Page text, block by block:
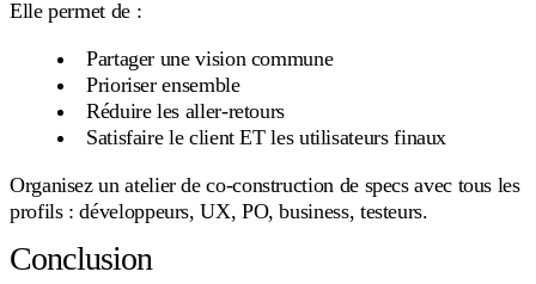
Elle permet de :
Partager une vision commune
Prioriser ensemble
Réduire les aller-retours
Satisfaire le client ET les utilisateurs finaux
Organisez un atelier de co-construction de specs avec tous les
profils : développeurs, UX, PO, business, testeurs.
Conclusion